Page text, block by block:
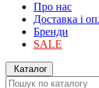
Про нас
Доставка і
Бренди
SALE
Каталог